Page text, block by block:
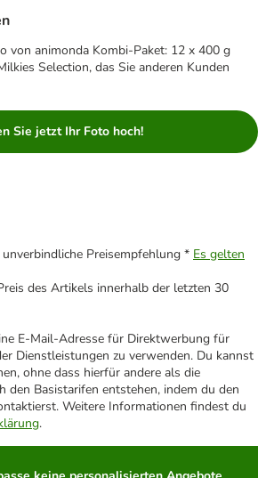
von animonda Kombi-Paket: 12 x 400 g
Selection, das Sie anderen Kunden
Sie jetzt Ihr Foto hoch!
Preisempfehlung * Es gelten
des Artikels innerhalb der letzten 30
E-Mail-Adresse für Direktwerbung für
Dienstleistungen zu verwenden. Du kannst
ohne dass hierfür andere als die
den Basistarifen entstehen, indem du den
Weitere Informationen findest du
.